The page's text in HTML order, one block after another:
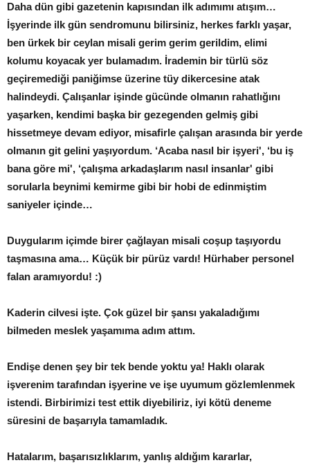
Daha dün gibi gazetenin kapısından ilk adımımı atışım…
İşyerinde ilk gün sendromunu bilirsiniz, herkes farklı yaşar,
ben ürkek bir ceylan misali gerim gerim gerildim, elimi
kolumu koyacak yer bulamadım. İrademin bir türlü söz
geçiremediği paniğimse üzerine tüy dikercesine atak
halindeydi. Çalışanlar işinde gücünde olmanın rahatlığını
yaşarken, kendimi başka bir gezegenden gelmiş gibi
hissetmeye devam ediyor, misafirle çalışan arasında bir yerde
olmanın git gelini yaşıyordum. ‘Acaba nasıl bir işyeri', ‘bu iş
bana göre mi', ‘çalışma arkadaşlarım nasıl insanlar' gibi
sorularla beynimi kemirme gibi bir hobi de edinmiştim
saniyeler içinde…
Duygularım içimde birer çağlayan misali coşup taşıyordu
taşmasına ama… Küçük bir pürüz vardı! Hürhaber personel
falan aramıyordu! :)
Kaderin cilvesi işte. Çok güzel bir şansı yakaladığımı
bilmeden meslek yaşamıma adım attım.
Endişe denen şey bir tek bende yoktu ya! Haklı olarak
işverenim tarafından işyerine ve işe uyumum gözlemlenmek
istendi. Birbirimizi test ettik diyebiliriz, iyi kötü deneme
süresini de başarıyla tamamladık.
Hatalarım, başarısızlıklarım, yanlış aldığım kararlar,